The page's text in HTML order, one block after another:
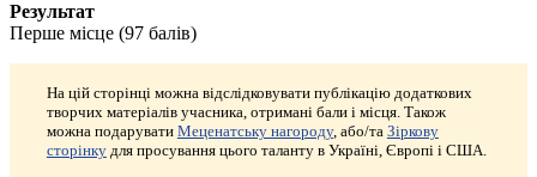
Результат
Перше місце (97 балів)
На цій сторінці можна відслідковувати публікацію додаткових
творчих матеріалів учасника, отримані бали і місця. Також
можна подарувати Меценатську нагороду, або/та Зіркову
сторінкудля просування цього таланту в Україні, Європі і США.